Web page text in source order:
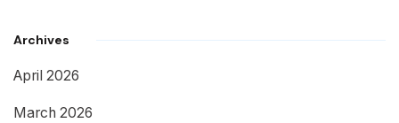
Archives
April 2026
March 2026